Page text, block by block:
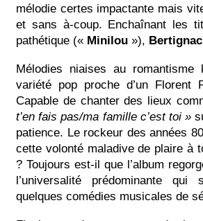
mélodie certes impactante mais
et sans à-coup. Enchaînant les
pathétique (« Minilou »), Bertignac
Mélodies niaises au romantisme
variété pop proche d’un Florent
Capable de chanter des lieux
t’en fais pas/ma famille c’est toi »
patience. Le rockeur des années
cette volonté maladive de plaire à
? Toujours est-il que l’album
l’universalité prédominante
quelques comédies musicales de